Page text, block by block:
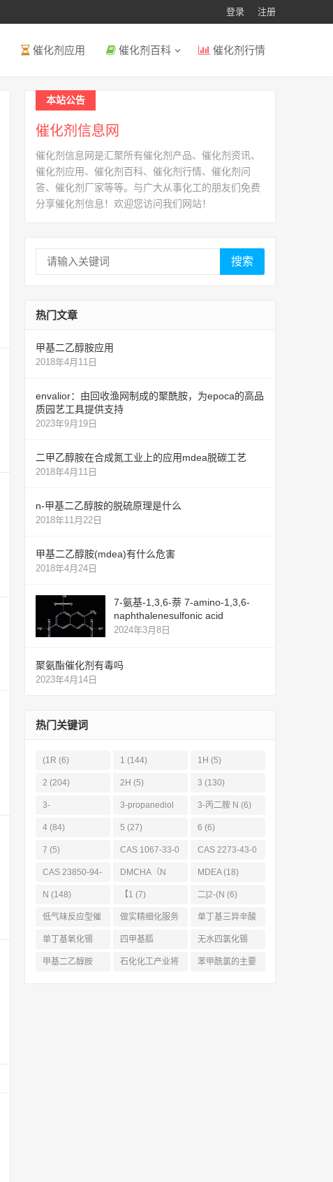
登录 注册
催化剂应用 催化剂百科 催化剂行情
本站公告
催化剂信息网
催化剂信息网是汇聚所有催化剂产品、催化剂资讯、
催化剂应用、催化剂百科、催化剂行情、催化剂问
答、催化剂厂家等等。与广大从事化工的朋友们免费
分享催化剂信息！欢迎您访问我们网站！
搜索
热门文章
甲基二乙醇胺应用
2018年4月11日
envalior：由回收渔网制成的聚酰胺，为epoca的高品
质园艺工具提供支持
2023年9月19日
二甲乙醇胺在合成氮工业上的应用mdea脱碳工艺
2018年4月11日
n-甲基二乙醇胺的脱硫原理是什么
2018年11月22日
甲基二乙醇胺(mdea)有什么危害
2018年4月24日
7-氨基-1,3,6-萘 7-amino-1,3,6-
naphthalenesulfonic acid
2024年3月8日
聚氨酯催化剂有毒吗
2023年4月14日
热门关键词
(1R (6) 1 (144) 1H (5)
2 (204) 2H (5) 3 (130)
3-
Propanediamin
e (6)
3-propanediol
(11)
3-丙二胺 N (6)
4 (84) 5 (27) 6 (6)
7 (5)
CAS 1067-33-0
(6)
CAS 2273-43-0
(6)
CAS 23850-94-
4(6)
DMCHA（N
(19)
MDEA(18)
N (148) 【1 (7) 二[2-(N (6)
低气味反应型催
化剂(6)
做实精细化服务
|凯茵化工前置仓
+数字化驱动，
单丁基三异辛酸
锡(8)
单丁基氧化锡
(8)
四甲基胍
（Tetramethylg
无水四氯化锡
(6)
甲基二乙醇胺
石化化工产业将
苯甲酰氯的主要